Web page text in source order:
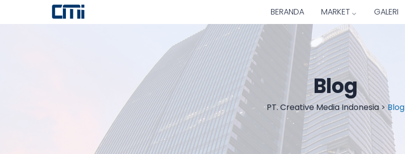
BERANDA MARKET GALERI
Blog
PT. Creative Media Indonesia>Blog